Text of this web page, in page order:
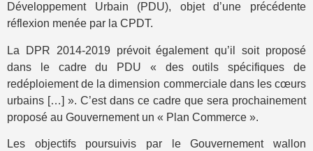
Développement Urbain (PDU), objet d’une précédente
réflexion menée par la CPDT.
La DPR 2014-2019 prévoit également qu’il soit proposé
dans le cadre du PDU « des outils spécifiques de
redéploiement de la dimension commerciale dans les cœurs
urbains […] ». C’est dans ce cadre que sera prochainement
proposé au Gouvernement un « Plan Commerce ».
Les objectifs poursuivis par le Gouvernement wallon